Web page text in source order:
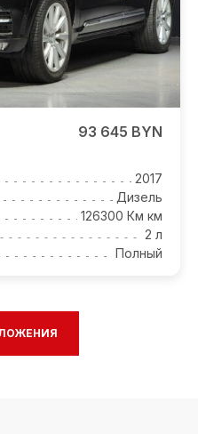
93 645 BYN
2017
Дизель
126300 Км км
2 л
Полный